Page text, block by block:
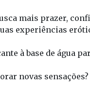
mais prazer,
experiências
à base de água
novas sensações?